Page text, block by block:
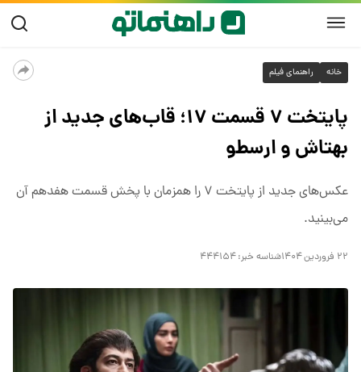
خانه راهنمای فیلم
پایتخت ۷ قسمت ۱۷؛ قاب‌های جدید از
بهتاش و ارسطو
عکس‌های جدید از پایتخت ۷ را همزمان با پخش قسمت هفدهم آن
می‌بینید.
۲۲ فروردین ۱۴۰۴ شناسه خبر:۴۴۴۱۵۴